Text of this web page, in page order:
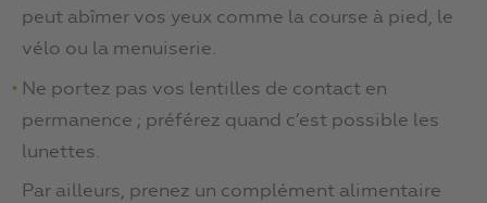
peut abîmer vos yeux comme la course à pied, le
vélo ou la menuiserie.
Ne portez pas vos lentilles de contact en
permanence ; préférez quand c’est possible les
lunettes.
Par ailleurs, prenez un complément alimentaire